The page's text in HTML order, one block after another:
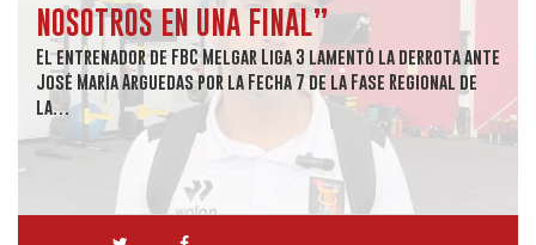
NOSOTROS EN UNA FINAL”
El entrenador de FBC Melgar Liga 3 lamentó la derrota ante
José María Arguedas por la Fecha 7 de la Fase Regional de
la…